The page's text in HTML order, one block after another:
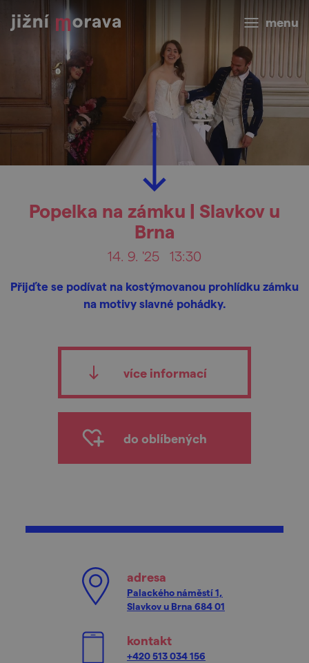
menu
Popelka na zámku | Slavkov u
Brna
14. 9. '25 13:30
Přijďte se podívat na kostýmovanou prohlídku zámku
na motivy slavné pohádky.
více informací
do oblíbených
adresa
Palackého náměstí 1,
Slavkov u Brna 684 01
kontakt
+420 513 034 156